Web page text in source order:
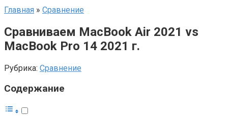
Главная » Сравнение
Сравниваем MacBook Air 2021 vs
MacBook Pro 14 2021 г.
Рубрика: Сравнение
Содержание